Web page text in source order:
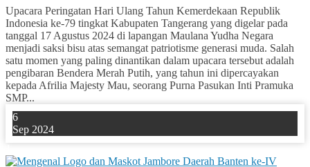
Upacara Peringatan Hari Ulang Tahun Kemerdekaan Republik
Indonesia ke-79 tingkat Kabupaten Tangerang yang digelar pada
tanggal 17 Agustus 2024 di lapangan Maulana Yudha Negara
menjadi saksi bisu atas semangat patriotisme generasi muda. Salah
satu momen yang paling dinantikan dalam upacara tersebut adalah
pengibaran Bendera Merah Putih, yang tahun ini dipercayakan
kepada Afrilia Majesty Mau, seorang Purna Pasukan Inti Pramuka
SMP...
6
Sep 2024